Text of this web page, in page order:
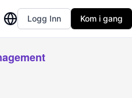
Logg Inn Kom i gang